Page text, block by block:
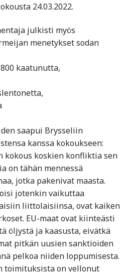
24.03.2022.
julkisti myös
menetykset sodan
kaatunutta,
saapui Brysseliin
kanssa kokoukseen:
kokous koskien konfliktia sen
on tähän mennessä
jotka pakenivat maasta.
jotenkin vaikuttaa
liittolaisiinsa, ovat kaiken
EU-maat ovat kiinteästi
öljystä ja kaasusta, eivätkä
pitkän uusien sanktioiden
pelkoa niiden loppumisesta.
toimituksista on vellonut